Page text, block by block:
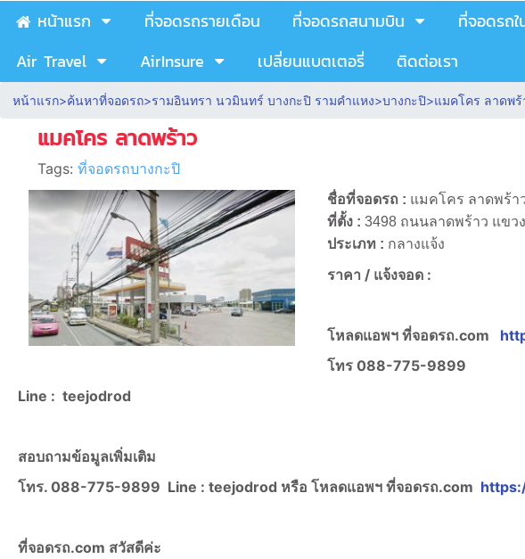
หน้าแรก ที่จอดรถรายเดือน ที่จอดรถสนามบิน ที่จอดรถใ
Air Travel
AirInsure เปลี่ยนแบตเตอรี่ ติดต่อเรา
หน้าแรก>ค้นหาที่จอดรถ>รามอินทรา นวมินทร์ บางกะปิ รามคำแหง>บางกะปิ>แมคโคร ลาดพร้
แมคโคร ลาดพร้าว
Tags: ที่จอดรถบางกะปิ
ชื่อที่จอดรถ : แมคโคร ลาดพร้า
ที่ตั้ง :3498 ถนนลาดพร้าว แขว
ประเภท : กลางแจ้ง
ราคา / แจ้งจอด :
โหลดแอพฯ ที่จอดรถ.com
โทร 088-775-9899
Line : teejodrod
สอบถามข้อมูลเพิ่มเติม
โทร. 088-775-9899 Line : teejodrod หรือ โหลดแอพฯ ที่จอดรถ.com
ที่จอดรถ.com สวัสดีค่ะ